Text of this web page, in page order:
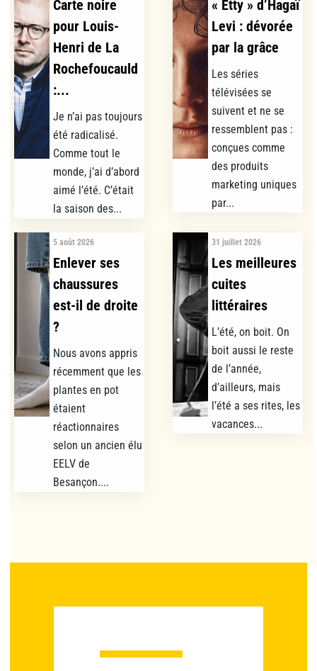
Carte noire
pour Louis-
Henri de La
Rochefoucauld
:...
Je n’ai pas toujours
été radicalisé.
Comme tout le
monde, j’ai d’abord
aimé l’été. C’était
la saison des...
« Etty » d’Hagaï
Levi : dévorée
par la grâce
Les séries
télévisées se
suivent et ne se
ressemblent pas :
conçues comme
des produits
marketing uniques
par...
5 août 2026
Enlever ses
chaussures
est-il de droite
?
Nous avons appris
récemment que les
plantes en pot
étaient
réactionnaires
selon un ancien élu
EELV de
Besançon....
31 juillet 2026
Les meilleures
cuites
littéraires
L’été, on boit. On
boit aussi le reste
de l’année,
d’ailleurs, mais
l’été a ses rites, les
vacances...